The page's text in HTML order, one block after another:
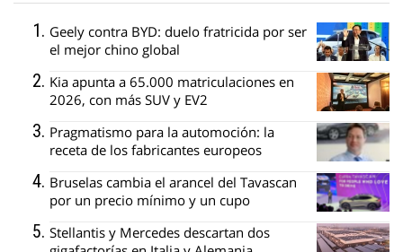
Geely contra BYD: duelo fratricida por ser
el mejor chino global
Kia apunta a 65.000 matriculaciones en
2026, con más SUV y EV2
Pragmatismo para la automoción: la
receta de los fabricantes europeos
Bruselas cambia el arancel del Tavascan
por un precio mínimo y un cupo
Stellantis y Mercedes descartan dos